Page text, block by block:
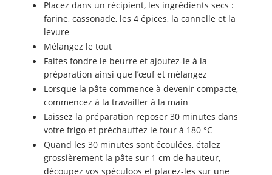
Placez dans un récipient, les ingrédients secs :
farine, cassonade, les 4 épices, la cannelle et la
levure
Mélangez le tout
Faites fondre le beurre et ajoutez-le à la
préparation ainsi que l’œuf et mélangez
Lorsque la pâte commence à devenir compacte,
commencez à la travailler à la main
Laissez la préparation reposer 30 minutes dans
votre frigo et préchauffez le four à 180 °C
Quand les 30 minutes sont écoulées, étalez
grossièrement la pâte sur 1 cm de hauteur,
découpez vos spéculoos et placez-les sur une